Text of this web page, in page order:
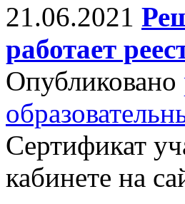
21.06.2021
работает
Опубликовано
Сертификат
кабинете на